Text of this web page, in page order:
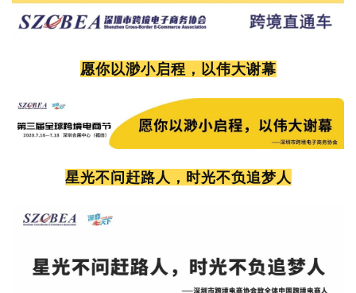
愿你以渺小启程，以伟大谢幕
星光不问赶路人，时光不负追梦人